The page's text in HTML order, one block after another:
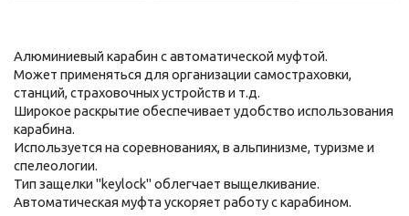
Алюминиевый карабин с автоматической муфтой.
Может применяться для организации самостраховки,
станций, страховочных устройств и т.д.
Широкое раскрытие обеспечивает удобство использования
карабина.
Используется на соревнованиях, в альпинизме, туризме и
спелеологии.
Тип защелки "keylock" облегчает выщелкивание.
Автоматическая муфта ускоряет работу с карабином.